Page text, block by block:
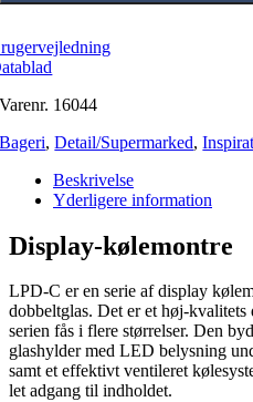
Varenr. 16044
Bageri,Detail/Supermarked,
Beskrivelse
Yderligere information
Display-kølemontre
LPD-C er en serie af display
dobbeltglas. Det er et høj-kvalitets
serien fås i flere størrelser. Den
glashylder med LED belysning
samt et effektivt ventileret
let adgang til indholdet.